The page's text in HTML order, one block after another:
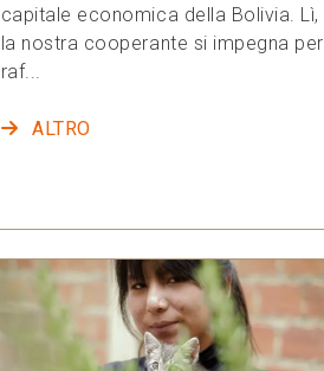
capitale economica della Bolivia. Lì,
la nostra cooperante si impegna per
raf...
ALTRO